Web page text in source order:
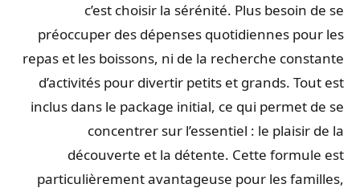
c’est choisir la sérénité. Plus besoin de se
préoccuper des dépenses quotidiennes pour les
repas et les boissons, ni de la recherche constante
d’activités pour divertir petits et grands. Tout est
inclus dans le package initial, ce qui permet de se
concentrer sur l’essentiel : le plaisir de la
découverte et la détente. Cette formule est
particulièrement avantageuse pour les familles,